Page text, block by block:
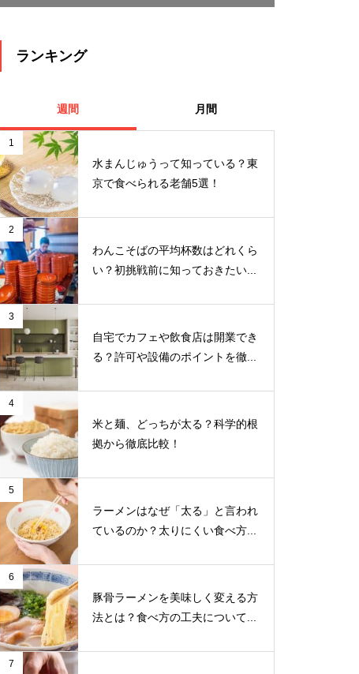
ランキング
週間 月間
1
水まんじゅうって知っている？東
京で食べられる老舗5選！
2
わんこそばの平均杯数はどれくら
い？初挑戦前に知っておきたい...
3
自宅でカフェや飲食店は開業でき
る？許可や設備のポイントを徹...
4
米と麺、どっちが太る？科学的根
拠から徹底比較！
5
ラーメンはなぜ「太る」と言われ
ているのか？太りにくい食べ方...
6
豚骨ラーメンを美味しく変える方
法とは？食べ方の工夫について...
7